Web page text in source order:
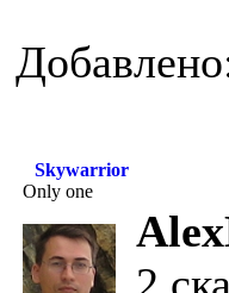
Skywarrior
Only one